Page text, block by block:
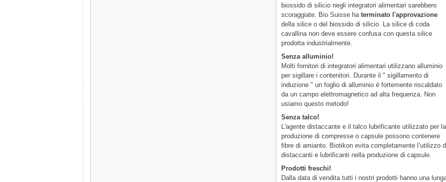
biossido di silicio negli integratori alimentari sarebbero
scoraggiate. Bio Suisse haterminato l'approvazione
della silice o del biossido di silicio. La silice di coda
cavallina non deve essere confusa con questa silice
prodotta industrialmente.
Senza alluminio!
Molti fornitori di integratori alimentari utilizzano alluminio
per sigillare i contenitori. Durante il " sigillamento di
induzione " un foglio di alluminio è fortemente riscaldato
da un campo elettromagnetico ad alta frequenza. Non
usiamo questo metodo!
Senza talco!
L'agente distaccante e il talco lubrificante utilizzato per la
produzione di compresse o capsule possono contenere
fibre di amianto. Biotikon evita completamente l’utilizzo
distaccanti e lubrificanti nella produzione di capsule.
Prodotti freschi!
Dalla data di vendita tutti i nostri prodotti hanno una